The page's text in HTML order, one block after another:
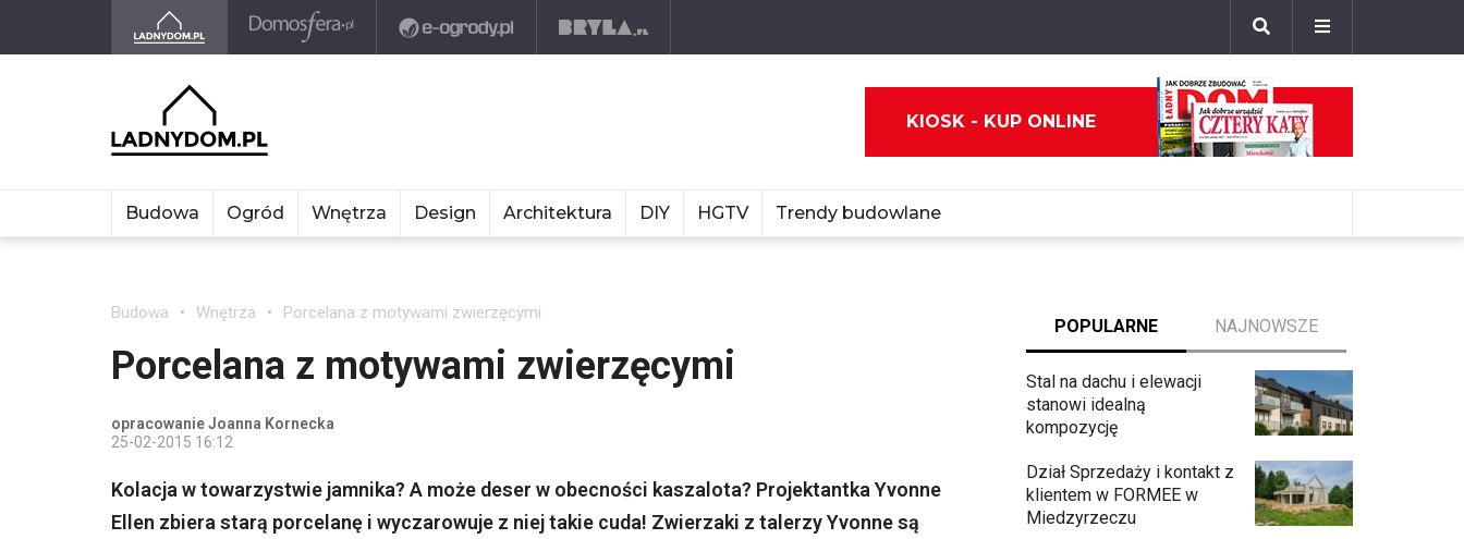
KIOSK - KUP ONLINE
Budowa Ogród Wnętrza Design Architektura DIY HGTV Trendy budowlane
Budowa Wnętrza Porcelana z motywami zwierzęcymi
Porcelana z motywami zwierzęcymi
opracowanie Joanna Kornecka
25-02-2015 16:12
Kolacja w towarzystwie jamnika? A może deser w obecności kaszalota? Projektantka Yvonne
Ellen zbiera starą porcelanę i wyczarowuje z niej takie cuda! Zwierzaki z talerzy Yvonne są
POPULARNE NAJNOWSZE
Stal na dachu i elewacji
stanowi idealną
kompozycję
Dział Sprzedaży i kontakt z
klientem w FORMEE w
Miedzyrzeczu